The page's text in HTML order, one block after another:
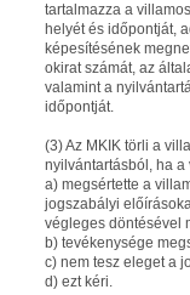
tartalmazza a
helyét és időpontját,
képesítésének
okirat számát, az
valamint a
időpontját.
(3) Az MKIK törli a
nyilvántartásból, ha
a) megsértette a
jogszabályi
végleges döntésével
b) tevékenysége
c) nem tesz eleget a
d) ezt kéri.